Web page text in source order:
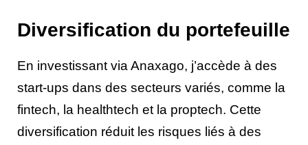
Diversification du portefeuille
En investissant via Anaxago, j’accède à des
start-ups dans des secteurs variés, comme la
fintech, la healthtech et la proptech. Cette
diversification réduit les risques liés à des